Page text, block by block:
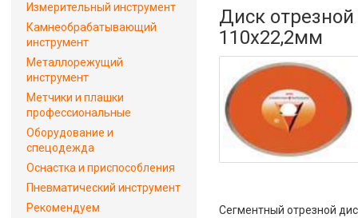
Диск
110х22,2мм
Сегментный отрезной
Измерительный инструмент
Камнеобрабатывающий
инструмент
Металлорежущий
инструмент
Метчики и плашки
профессиональные
Оборудование и
спецодежда
Оснастка и приспособления
Пневматический инструмент
Рекомендуем